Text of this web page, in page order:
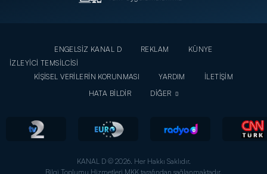
ENGELSİZ KANAL D REKLAM
KÜNYE
İZLEYİCİ TEMSİLCİSİ
KİŞİSEL VERİLERİN KORUNMASI
YARDIM
İLETİŞİM
HATA BİLDİR
DİĞER
KANAL D © 2026. Her Hakkı Saklıdır.
Bilgi Toplumu Hizmetleri MKK tarafından sağlanmaktadır.